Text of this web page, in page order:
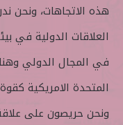
هذه الاتجاهات، ونحن
العلاقات الدولية في
في المجال الدولي
المتحدة الامريكية
ونحن حريصون على علاقة